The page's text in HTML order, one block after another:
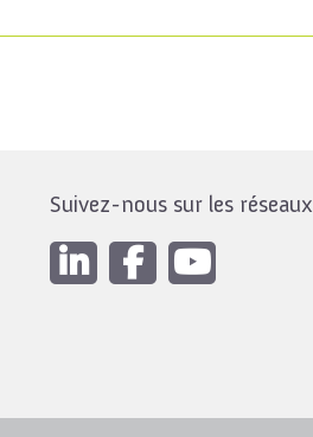
Suivez-nous sur les réseaux